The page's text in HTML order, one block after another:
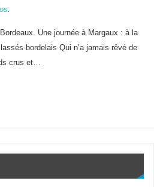
.
Une journée à Margaux : à la
bordelais Qui n’a jamais rêvé de
crus et…